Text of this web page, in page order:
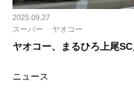
2025.09.27
スーパー
ヤオコー
ヤオコー、まるひろ上尾
ニュース